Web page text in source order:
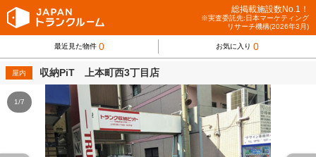
総掲載施設数No.1！
※実査委託先:日本マーケティング
リサーチ機構(2026年3月)
最近見た物件 0 お気に入り 0
屋内 収納PiT 上本町西3丁目店
1/7